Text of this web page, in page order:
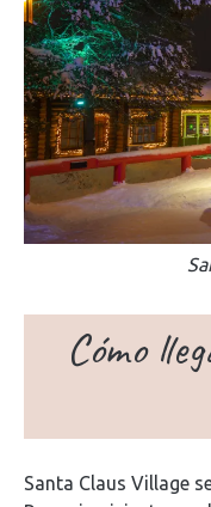
Cómo
Santa Claus Village